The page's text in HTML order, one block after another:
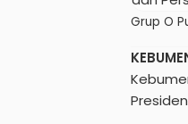
Grup O